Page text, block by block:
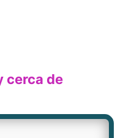
cerca de